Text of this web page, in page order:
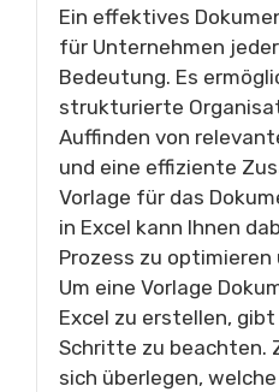
Ein effektives
für Unternehmen
Bedeutung. Es
strukturierte
Auffinden von
und eine effiziente
Vorlage für das
in Excel kann Ihnen
Prozess zu
Um eine Vorlage
Excel zu erstellen,
Schritte zu beachten.
sich überlegen,